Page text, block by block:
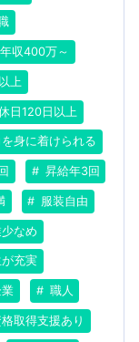
年収400万～
上
日120日以上
身に着けられる
昇給年3回
服装自由
なめ
充実
職人
格取得支援あり